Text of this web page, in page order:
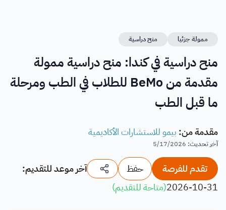
ممولة جزئيا منح دراسية
منح دراسية في كندا: منح دراسية ممولة
مقدمة من BeMo للطلاب في الطب ومرحلة
ما قبل الطب
مقدمة من: بيمو للاستشارات الأكاديمية
آخر تحديث:
5/17/2026
تقدم للفرصة حفظ
آخر موعد للتقديم:
2026-10-31
(متاحة للتقديم)